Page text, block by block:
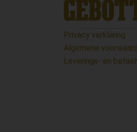
Privacy verklaring
Algemene
Leverings- en